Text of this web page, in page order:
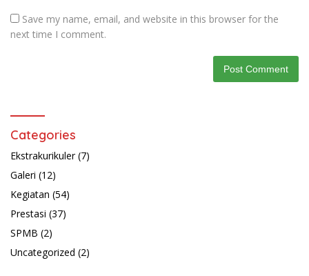
Save my name, email, and website in this browser for the
next time I comment.
Categories
Ekstrakurikuler(7)
Galeri (12)
Kegiatan (54)
Prestasi (37)
SPMB (2)
Uncategorized (2)